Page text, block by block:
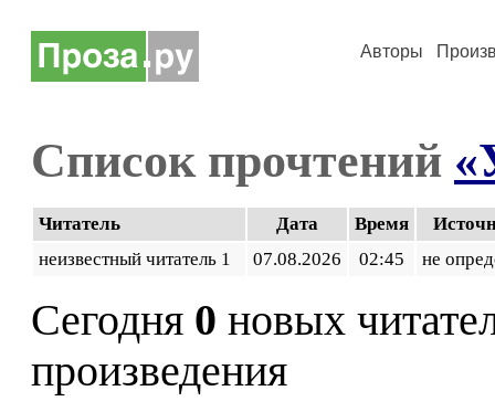
Авторы
Список прочтений
Читатель Дата Время
неизвестный читатель 1
07.08.2026 02:45 не
Сегодня 0 новых
произведения